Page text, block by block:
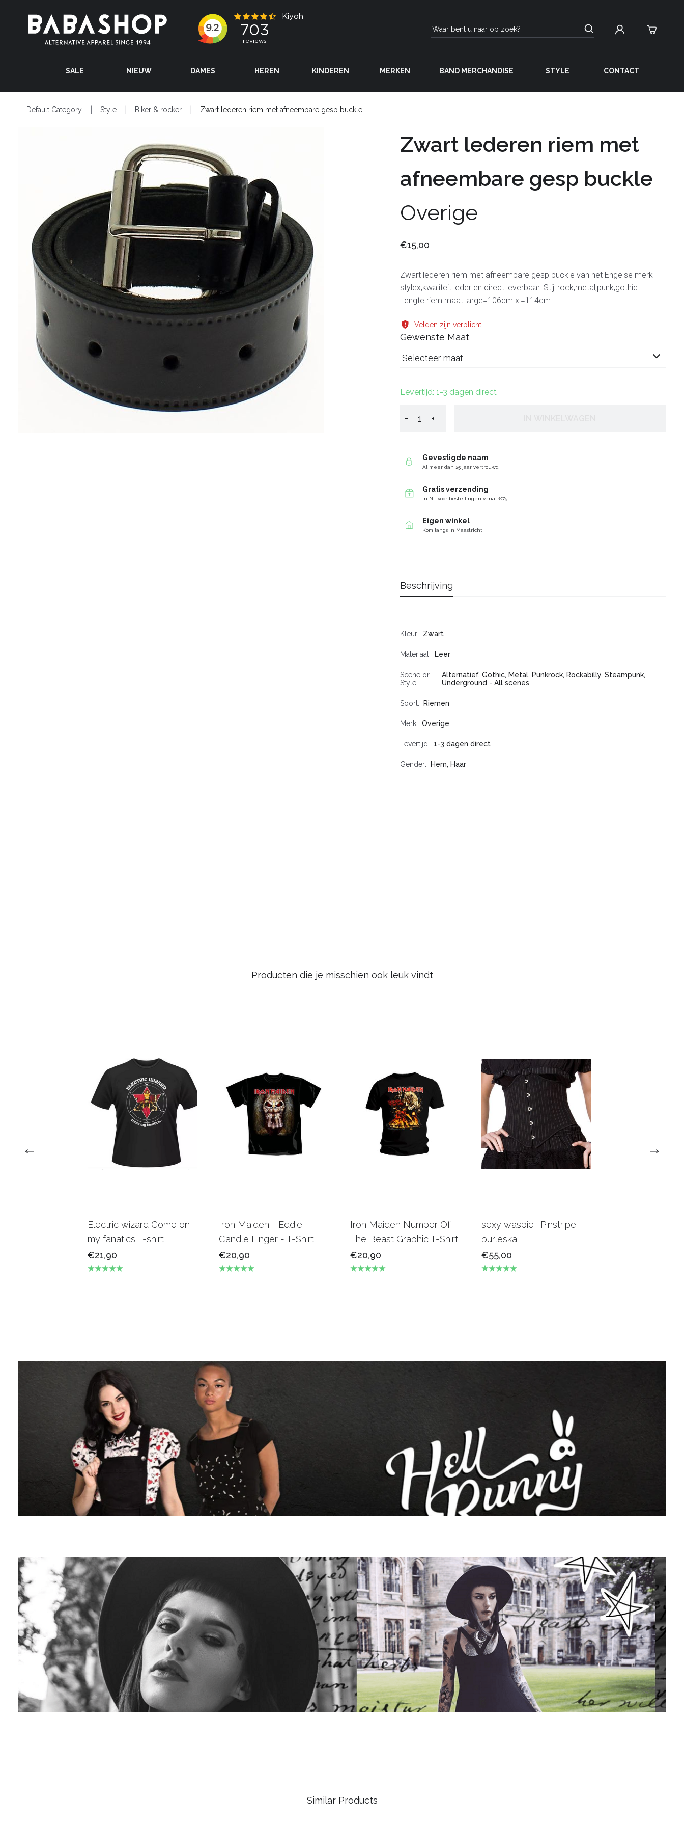
SALE NIEUW DAMES HEREN KINDEREN MERKEN BAND MERCHANDISE STYLE CONTACT
Default Category Style Biker & rocker Zwart lederen riem met afneembare gesp buckle
Zwart lederen riem met
afneembare gesp buckle
Overige
€15,00
Zwart lederen riem met afneembare gesp buckle van het Engelse merk
stylex,kwaliteit leder en direct leverbaar. Stijl:rock,metal,punk,gothic.
Lengte riem maat large=106cm xl=114cm
Velden zijn verplicht.
Gewenste Maat
Selecteer maat
Levertijd: 1-3 dagen direct
− +
Gevestigde naam
Al meer dan 25 jaar vertrouwd
Gratis verzending
In NL voor bestellingen vanaf €75
Eigen winkel
Kom langs in Maastricht
Beschrijving
Kleur Zwart
Materiaal Leer
Scene or
Style
Alternatief, Gothic, Metal, Punkrock, Rockabilly, Steampunk,
Underground - All scenes
Soort Riemen
Merk Overige
Levertijd 1-3 dagen direct
Gender Hem, Haar
Producten die je misschien ook leuk vindt
Electric wizard Come on
my fanatics T-shirt
€21,90
Iron Maiden - Eddie -
Candle Finger - T-Shirt
€20,90
Iron Maiden Number Of
The Beast Graphic T-Shirt
€20,90
sexy waspie -Pinstripe -
burleska
€55,00
Similar Products